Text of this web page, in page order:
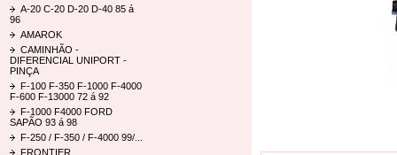
A-20 C-20 D-20 D-40 85 á
96
AMAROK
CAMINHÃO -
DIFERENCIAL UNIPORT -
PINÇA
F-100 F-350 F-1000 F-4000
F-600 F-13000 72 á 92
F-1000 F4000 FORD
SAPÃO 93 á 98
F-250 / F-350 / F-4000 99/...
FRONTIER